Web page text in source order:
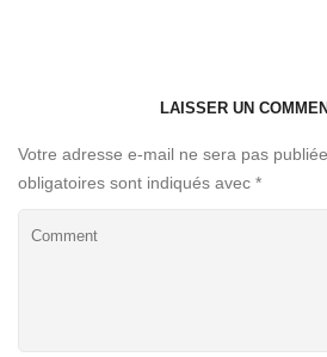
LAISSER UN
Votre adresse e-mail ne sera pas
obligatoires sont indiqués avec *